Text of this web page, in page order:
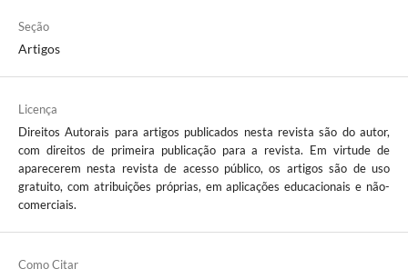
Seção
Artigos
Licença
Direitos Autorais para artigos publicados nesta revista são do autor,
com direitos de primeira publicação para a revista. Em virtude de
aparecerem nesta revista de acesso público, os artigos são de uso
gratuito, com atribuições próprias, em aplicações educacionais e não-
comerciais.
Como Citar